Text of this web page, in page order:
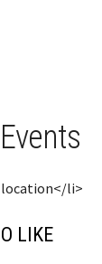
location</li>
LIKE